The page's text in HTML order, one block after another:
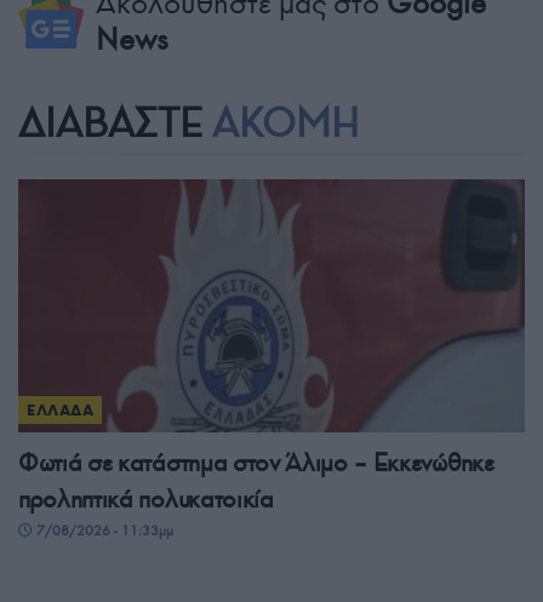
News
ΔΙΑΒΑΣΤΕ ΑΚΟΜΗ
ΕΛΛΑΔΑ
Φωτιά σε κατάστημα στον Άλιμο – Εκκενώθηκε
προληπτικά πολυκατοικία
7/08/2026 - 11:33μμ